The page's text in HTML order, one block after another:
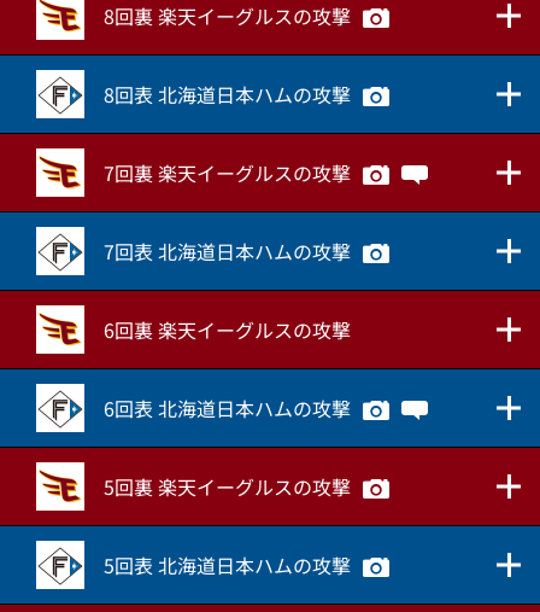
8回裏 楽天イーグルスの攻撃
8回表 北海道日本ハムの攻撃
7回裏 楽天イーグルスの攻撃
7回表 北海道日本ハムの攻撃
6回裏 楽天イーグルスの攻撃
6回表 北海道日本ハムの攻撃
5回裏 楽天イーグルスの攻撃
5回表 北海道日本ハムの攻撃